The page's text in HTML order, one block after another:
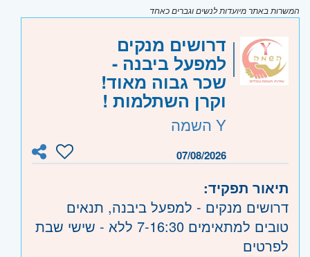
המשרות באתר מיועדות לנשים וגברים כאחד
דרושים מנקים
למפעל ביבנה -
שכר גבוה מאוד!
וקרן השתלמות !
Y השמה
07/08/2026
תיאור תפקיד:
דרושים מנקים - למפעל ביבנה, תנאים
טובים למתאימים 7-16:30 ללא - שישי שבת
לפרטים